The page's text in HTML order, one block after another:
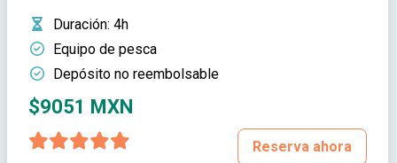
Duración: 4h
Equipo de pesca
Depósito no reembolsable
$9051 MXN
Reserva ahora